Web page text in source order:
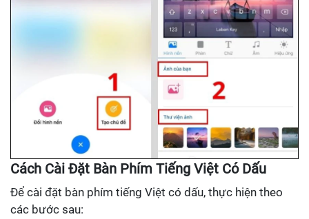
Cách Cài Đặt Bàn Phím Tiếng Việt Có Dấu
Để cài đặt bàn phím tiếng Việt có dấu, thực hiện theo
các bước sau: